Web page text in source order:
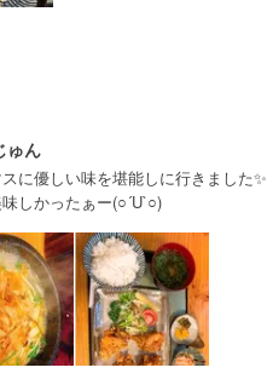
ゅん
に優しい味を堪能しに行きました✨
しかったぁー(○´U`○)